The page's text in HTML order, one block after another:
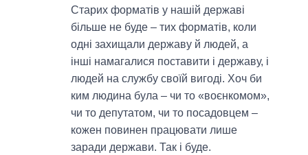
Старих форматів у нашій державі
більше не буде – тих форматів, коли
одні захищали державу й людей, а
інші намагалися поставити і державу, і
людей на службу своїй вигоді. Хоч би
ким людина була – чи то «воєнкомом»,
чи то депутатом, чи то посадовцем –
кожен повинен працювати лише
заради держави. Так і буде.